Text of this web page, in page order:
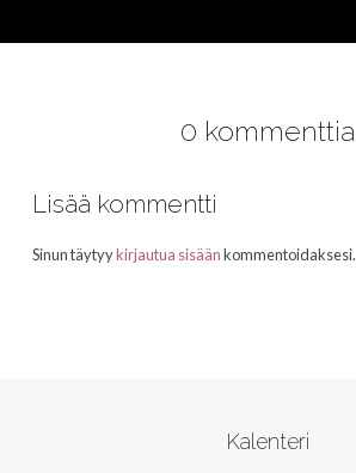
0 kommenttia
Lisää kommentti
Sinun täytyykirjautua sisäänkommentoidaksesi.
Kalenteri